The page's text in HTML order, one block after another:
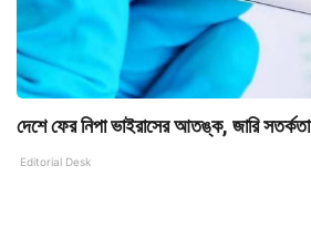
দেশে ফের নিপা ভাইরাসের আতঙ্ক, জারি সতর্কতা
Editorial Desk